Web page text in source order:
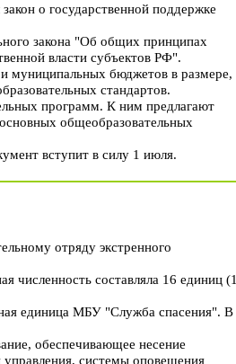
о государственной поддержке
закона "Об общих принципах
власти субъектов РФ".
и муниципальных бюджетов в размере,
стандартов.
программ. К ним предлагают
общеобразовательных
вступит в силу 1 июля.
отряду экстренного
численность составляла 16 единиц (1
единица МБУ "Служба спасения". В
обеспечивающее несение
системы оповещения